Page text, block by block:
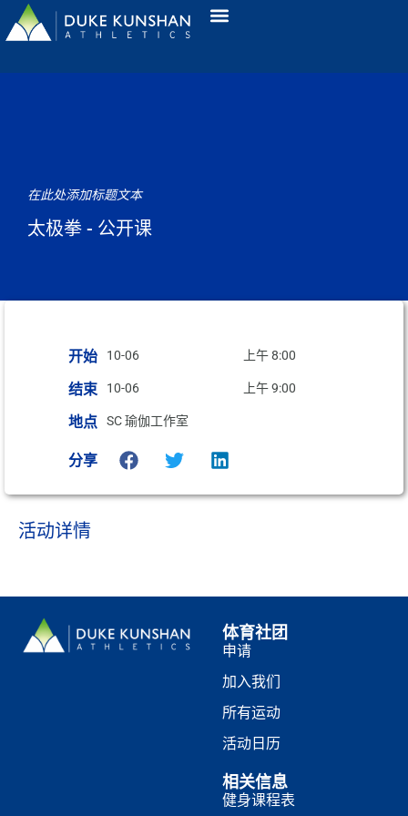
在此处添加标题文本
太极拳 - 公开课
开始 10-06 上午 8:00
结束 10-06 上午 9:00
地点 SC 瑜伽工作室
分享
活动详情
体育社团
申请
加入我们
所有运动
活动日历
相关信息
健身课程表